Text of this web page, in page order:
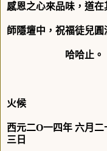
感恩之心來品味，道在
師隱壇中，祝福徒兒圓
哈哈止。
火候
西元二O一四年 六月二
三 日